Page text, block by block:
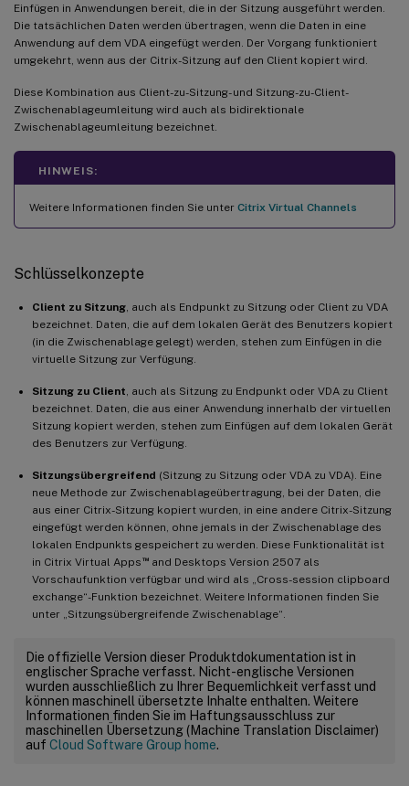
Einfügen in Anwendungen bereit, die in der Sitzung ausgeführt werden.
Die tatsächlichen Daten werden übertragen, wenn die Daten in eine
Anwendung auf dem VDA eingefügt werden. Der Vorgang funktioniert
umgekehrt, wenn aus der Citrix-Sitzung auf den Client kopiert wird.
Diese Kombination aus Client-zu-Sitzung- und Sitzung-zu-Client-
Zwischenablageumleitung wird auch als bidirektionale
Zwischenablageumleitung bezeichnet.
HINWEIS:
Weitere Informationen finden Sie unter Citrix Virtual Channels
Schlüsselkonzepte
Client zu Sitzung , auch als Endpunkt zu Sitzung oder Client zu VDA
bezeichnet. Daten, die auf dem lokalen Gerät des Benutzers kopiert
(in die Zwischenablage gelegt) werden, stehen zum Einfügen in die
virtuelle Sitzung zur Verfügung.
Sitzung zu Client , auch als Sitzung zu Endpunkt oder VDA zu Client
bezeichnet. Daten, die aus einer Anwendung innerhalb der virtuellen
Sitzung kopiert werden, stehen zum Einfügen auf dem lokalen Gerät
des Benutzers zur Verfügung.
Sitzungsübergreifend (Sitzung zu Sitzung oder VDA zu VDA). Eine
neue Methode zur Zwischenablageübertragung, bei der Daten, die
aus einer Citrix-Sitzung kopiert wurden, in eine andere Citrix-Sitzung
eingefügt werden können, ohne jemals in der Zwischenablage des
lokalen Endpunkts gespeichert zu werden. Diese Funktionalität ist
in Citrix Virtual Apps ™and Desktops Version 2507 als
Vorschaufunktion verfügbar und wird als „Cross-session clipboard
exchange“-Funktion bezeichnet. Weitere Informationen finden Sie
unter „Sitzungsübergreifende Zwischenablage“.
Die offizielle Version dieser Produktdokumentation ist in
englischer Sprache verfasst. Nicht-englische Versionen
wurden ausschließlich zu Ihrer Bequemlichkeit verfasst und
können maschinell übersetzte Inhalte enthalten. Weitere
Informationen finden Sie im Haftungsausschluss zur
maschinellen Übersetzung (Machine Translation Disclaimer)
auf Cloud Software Group home.